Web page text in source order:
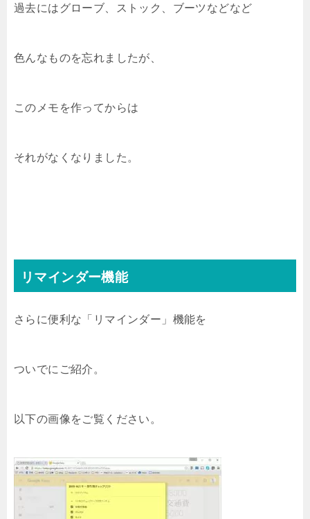
過去にはグローブ、ストック、ブーツなどなど
色んなものを忘れましたが、
このメモを作ってからは
それがなくなりました。
リマインダー機能
さらに便利な「リマインダー」機能を
ついでにご紹介。
以下の画像をご覧ください。